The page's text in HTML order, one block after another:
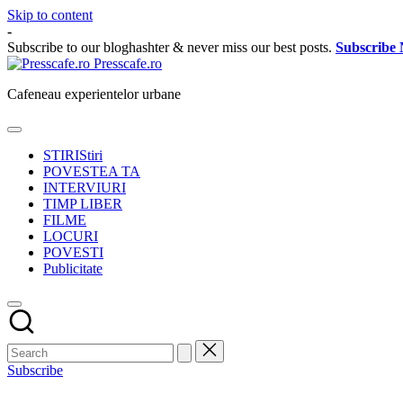
Skip to content
-
Subscribe to our bloghashter & never miss our best posts. Subscribe
Presscafe.ro
Cafeneau experientelor urbane
STIRIStiri
POVESTEA TA
INTERVIURI
TIMP LIBER
FILME
LOCURI
POVESTI
Publicitate
Subscribe